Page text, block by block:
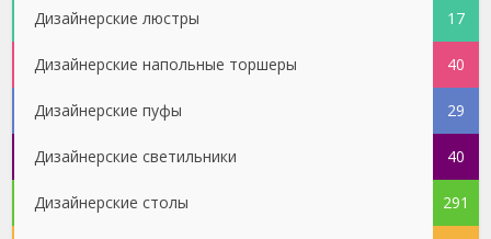
Дизайнерские люстры 17
Дизайнерские напольные торшеры 40
Дизайнерские пуфы 29
Дизайнерские светильники 40
Дизайнерские столы 291